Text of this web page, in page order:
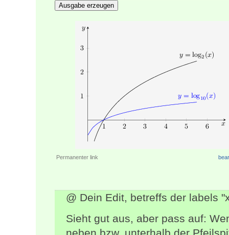
Ausgabe erzeugen
Permanenter link
@ Dein Edit, betreffs der labels
Sieht gut aus, aber pass auf: